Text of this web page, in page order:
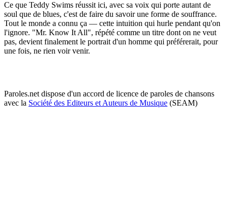
Ce que Teddy Swims réussit ici, avec sa voix qui porte autant de
soul que de blues, c'est de faire du savoir une forme de souffrance.
Tout le monde a connu ça — cette intuition qui hurle pendant qu'on
l'ignore. "Mr. Know It All", répété comme un titre dont on ne veut
pas, devient finalement le portrait d'un homme qui préférerait, pour
une fois, ne rien voir venir.
Paroles.net dispose d'un accord de licence de paroles de chansons
avec la Société des Editeurs et Auteurs de Musique (SEAM)